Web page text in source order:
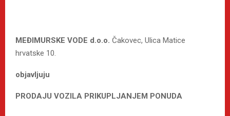
MEĐIMURSKE VODE d.o.o. Čakovec, Ulica Matice
hrvatske 10.
objavljuju
PRODAJU VOZILA PRIKUPLJANJEM PONUDA